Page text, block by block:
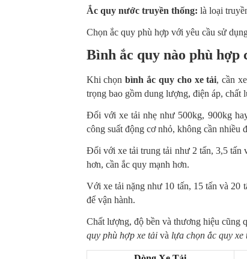
Ắc quy nước truyền thống: là loại
Chọn ắc quy phù hợp với yêu cầu sử
Bình ắc quy nào phù hợp
Khi chọnbình ắc quy cho xe tải, cần
trọng bao gồm dung lượng, điện áp, chất
Đối với xe tải nhẹ như 500kg, 900kg
công suất động cơ nhỏ, không cần nhiều
Đối với xe tải trung tải như 2 tấn, 3,5 tấn
hơn, cần ắc quy mạnh hơn.
Với xe tải nặng như 10 tấn, 15 tấn và 20
để vận hành.
Chất lượng, độ bền và thương hiệu cũng
quy phù hợp xe tảivà lựa chọn ắc quy xe